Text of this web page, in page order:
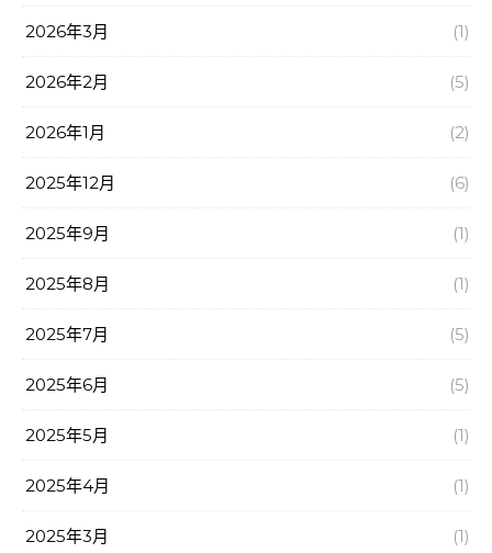
2026年3月 (1)
2026年2月 (5)
2026年1月 (2)
2025年12月 (6)
2025年9月 (1)
2025年8月 (1)
2025年7月 (5)
2025年6月 (5)
2025年5月 (1)
2025年4月 (1)
2025年3月 (1)